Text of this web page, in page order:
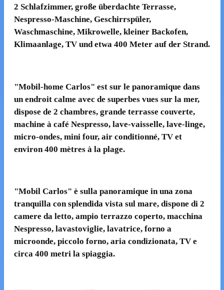
2 Schlafzimmer, große überdachte Terrasse,
Nespresso-Maschine, Geschirrspüler,
Waschmaschine, Mikrowelle, kleiner Backofen,
Klimaanlage, TV und etwa 400 Meter auf der Strand.
"Mobil-home Carlos" est sur le panoramique dans
un endroit calme avec de superbes vues sur la mer,
dispose de 2 chambres, grande terrasse couverte,
machine à café Nespresso, lave-vaisselle, lave-linge,
micro-ondes, mini four, air conditionné, TV et
environ 400 mètres à la plage.
"Mobil Carlos" è sulla panoramique in una zona
tranquilla con splendida vista sul mare, dispone di 2
camere da letto, ampio terrazzo coperto, macchina
Nespresso, lavastoviglie, lavatrice, forno a
microonde, piccolo forno, aria condizionata, TV e
circa 400 metri la spiaggia.